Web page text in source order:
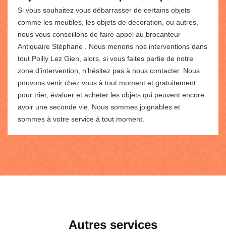
Si vous souhaitez vous débarrasser de certains objets
comme les meubles, les objets de décoration, ou autres,
nous vous conseillons de faire appel au brocanteur
Antiquaire Stéphane . Nous menons nos interventions dans
tout Poilly Lez Gien, alors, si vous faites partie de notre
zone d’intervention, n’hésitez pas à nous contacter. Nous
pouvons venir chez vous à tout moment et gratuitement
pour trier, évaluer et acheter les objets qui peuvent encore
avoir une seconde vie. Nous sommes joignables et
sommes à votre service à tout moment.
Autres services